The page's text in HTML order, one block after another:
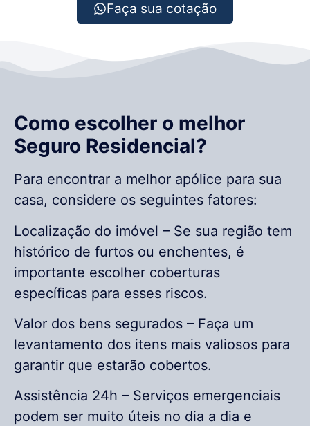
Faça sua cotação
Como escolher o melhor
Seguro Residencial?
Para encontrar a melhor apólice para sua
casa, considere os seguintes fatores:
Localização do imóvel – Se sua região tem
histórico de furtos ou enchentes, é
importante escolher coberturas
específicas para esses riscos.
Valor dos bens segurados – Faça um
levantamento dos itens mais valiosos para
garantir que estarão cobertos.
Assistência 24h – Serviços emergenciais
podem ser muito úteis no dia a dia e